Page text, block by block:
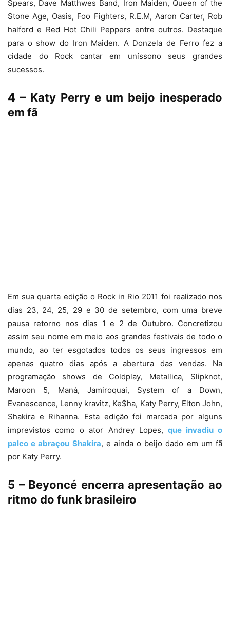
Spears, Dave Matthwes Band, Iron Maiden, Queen of the
Stone Age, Oasis, Foo Fighters, R.E.M, Aaron Carter, Rob
halford e Red Hot Chili Peppers entre outros. Destaque
para o show do Iron Maiden. A Donzela de Ferro fez a
cidade do Rock cantar em uníssono seus grandes
sucessos.
4 – Katy Perry e um beijo inesperado
em fã
Em sua quarta edição o Rock in Rio 2011 foi realizado nos
dias 23, 24, 25, 29 e 30 de setembro, com uma breve
pausa retorno nos dias 1 e 2 de Outubro. Concretizou
assim seu nome em meio aos grandes festivais de todo o
mundo, ao ter esgotados todos os seus ingressos em
apenas quatro dias após a abertura das vendas. Na
programação shows de Coldplay, Metallica, Slipknot,
Maroon 5, Maná, Jamiroquai, System of a Down,
Evanescence, Lenny kravitz, Ke$ha, Katy Perry, Elton John,
Shakira e Rihanna. Esta edição foi marcada por alguns
imprevistos como o ator Andrey Lopes, que invadiu o
palco e abraçou Shakira, e ainda o beijo dado em um fã
por Katy Perry.
5 – Beyoncé encerra apresentação ao
ritmo do funk brasileiro